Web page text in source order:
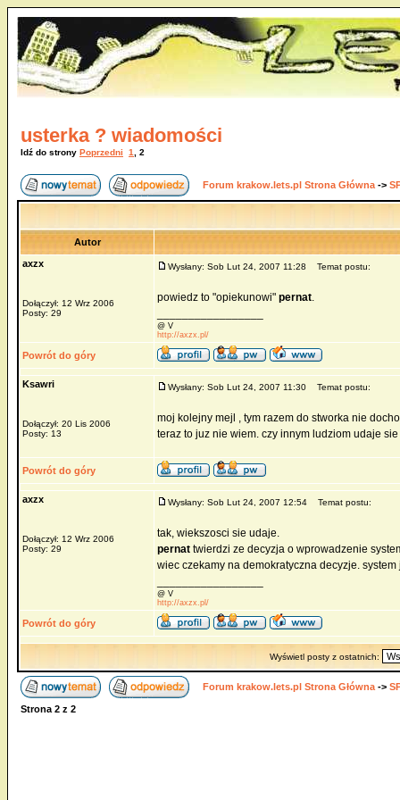
usterka ? wiadomości
Idź do strony Poprzedni 1 2
Forum krakow.lets.pl Strona Główna ->
Autor
axzx
Dołączył: 12 Wrz 2006
Posty: 29
Wysłany: Sob Lut 24, 2007 11:28 Temat postu:
powiedz to "opiekunowi" pernat.
@ V
http://axzx.pl/
Powrót do góry
Ksawri
Dołączył: 20 Lis 2006
Posty: 13
Wysłany: Sob Lut 24, 2007 11:30 Temat postu:
moj kolejny mejl , tym razem do stworka nie
teraz to juz nie wiem. czy innym ludziom udaje
Powrót do góry
axzx
Dołączył: 12 Wrz 2006
Posty: 29
Wysłany: Sob Lut 24, 2007 12:54 Temat postu:
tak, wiekszosci sie udaje.
pernat twierdzi ze decyzja o wprowadzenie
wiec czekamy na demokratyczna decyzje. system
@ V
http://axzx.pl/
Powrót do góry
Wyświetl posty z ostatnich:
Forum krakow.lets.pl Strona Główna ->
Strona 2 z 2